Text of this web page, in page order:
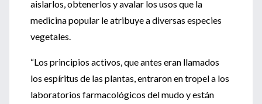
aislarlos, obtenerlos y avalar los usos que la
medicina popular le atribuye a diversas especies
vegetales.
“Los principios activos, que antes eran llamados
los espíritus de las plantas, entraron en tropel a los
laboratorios farmacológicos del mudo y están